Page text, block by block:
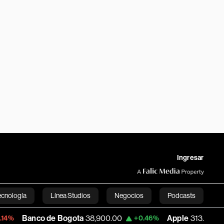
Ingresar
Línea Studios Negocios Podcasts
English
de Bogota 38,900.00 +0.46% Apple 313.305 +0.25%